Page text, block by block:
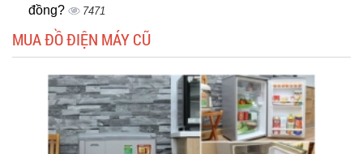
đồng?
7471
MUA ĐỒ ĐIỆN MÁY CŨ